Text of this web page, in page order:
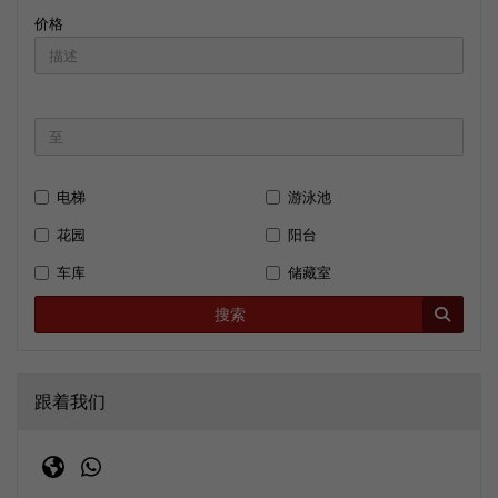
价格
电梯
游泳池
花园
阳台
车库
储藏室
搜索
跟着我们